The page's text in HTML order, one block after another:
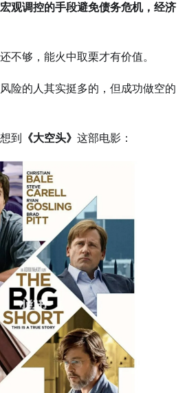
观调控的手段避免债务危机，经济
不够，能火中取栗才有价值。
险的人其实挺多的，但成功做空的
到 《大空头》 这部电影：